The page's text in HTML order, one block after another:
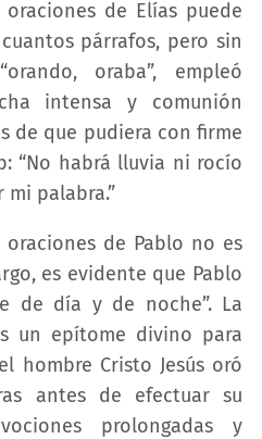
de Elías puede
párrafos, pero sin
oraba”, empleó
intensa y comunión
de que pudiera con firme
“No habrá lluvia ni rocío
palabra.”
de Pablo no es
es evidente que Pablo
de día y de noche”. La
un epítome divino para
hombre Cristo Jesús oró
antes de efectuar su
prolongadas y